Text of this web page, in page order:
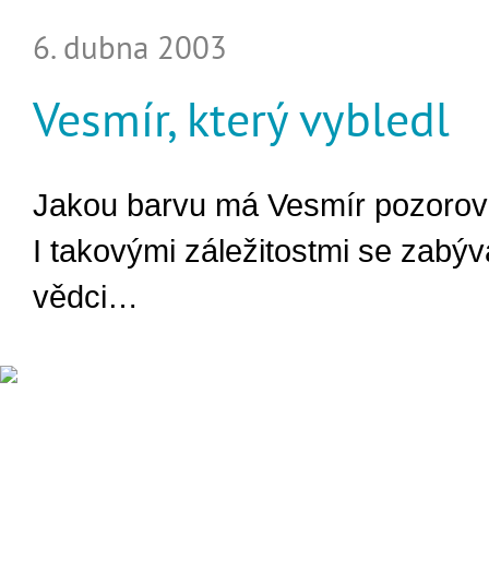
6. dubna 2003
Vesmír, který vybledl
Jakou barvu má Vesmír
I takovými záležitostmi se
vědci…